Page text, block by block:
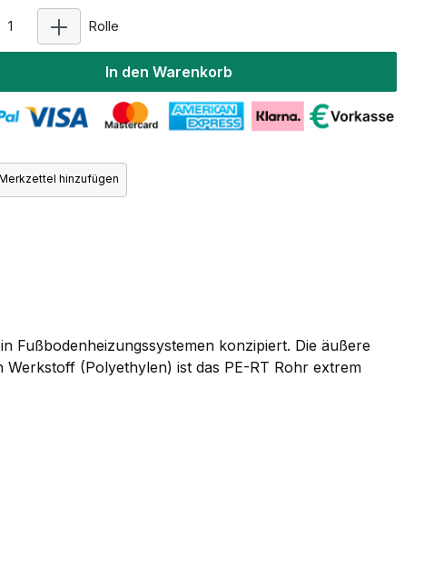
Rolle
In den Warenkorb
hinzufügen
Fußbodenheizungssystemen konzipiert. Die äußere
(Polyethylen) ist das PE-RT Rohr extrem